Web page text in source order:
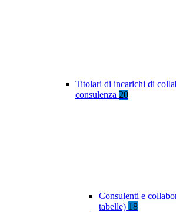
Titolari di incarichi di
consulenza 20
Consulenti e
tabelle) 18